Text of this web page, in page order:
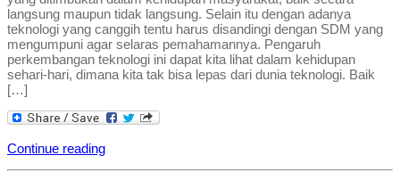
langsung maupun tidak langsung. Selain itu dengan adanya
teknologi yang canggih tentu harus disandingi dengan SDM yang
mengumpuni agar selaras pemahamannya. Pengaruh
perkembangan teknologi ini dapat kita lihat dalam kehidupan
sehari-hari, dimana kita tak bisa lepas dari dunia teknologi. Baik
[…]
Continue reading